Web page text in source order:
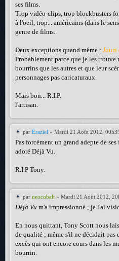
ses films.
Trop vidéo-clips, trop blockbusters
à l'oeil, trop... américains (dans le
genre de films.
Deux exceptions quand même : Jours
Probablement parce que je les
bourrins que les autres et que leur
personnages pas caricaturaux.
Mais bon... R.I.P.
l'artisan.
par Eraziel » Mardi 21 Août 2012,
Pas forcément un grand adepte de
adoré Déjà Vu.
R.I.P Tony.
par neocobalt » Mardi 21 Août 2012,
Déjà Vu m'a impressionné ; je l'ai
En nous quittant, Tony Scott nous
de qualité ; même s'il ne décidait pas
excès qui ont encore cours dans les
bourrin.